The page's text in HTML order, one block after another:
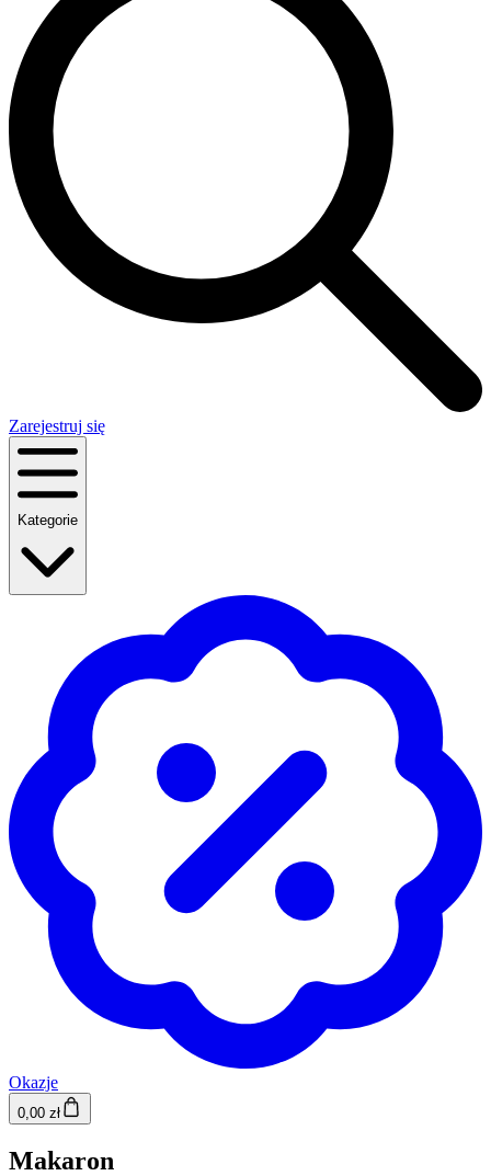
Zarejestruj się
Kategorie
Okazje
0,00 zł
Makaron